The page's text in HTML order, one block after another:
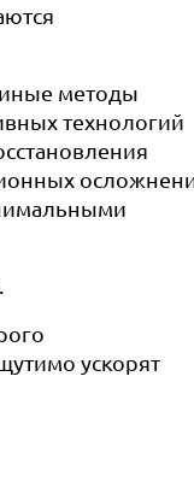
иные методы
технологий
ускорят